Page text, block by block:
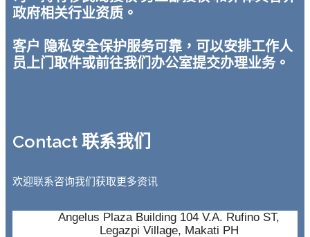
政府相关行业资质。
客户 隐私安全保护服务可靠，可以安排工作人
员上门取件或前往我们办公室提交办理业务。
Contact 联系我们
欢迎联系咨询我们获取更多资讯
Angelus Plaza Building 104 V.A. Rufino ST,
Legazpi Village, Makati PH